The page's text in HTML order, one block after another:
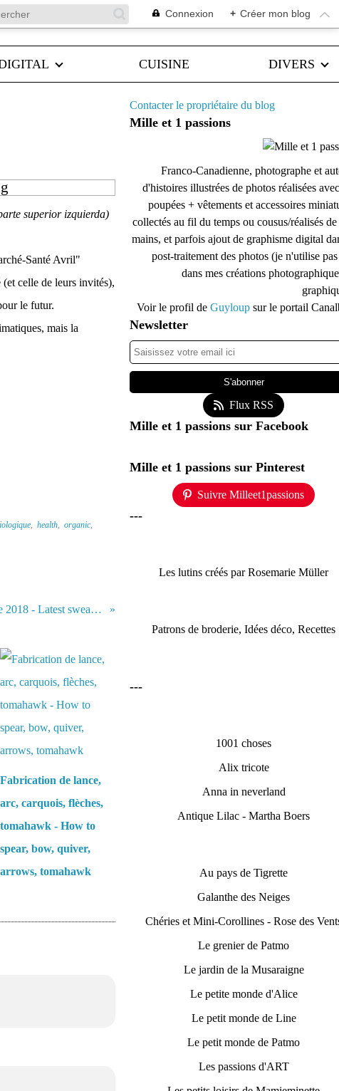
Connexion + Créer mon blog
CUISINE DIVERS
superior izquierda)
Santé Avril"
celle de leurs invités),
le futur.
mais la
, health, organic,
Derniers pulls (+ broderie) de l'année 2018 - Latest sweaters (+ embroidery) of the year 2018
Fabrication de lance,
arc, carquois, flèches,
tomahawk - How to
spear, bow, quiver,
arrows, tomahawk
Contacter le propriétaire du blog
Mille et 1 passions
Franco-Canadienne, photographe et
d'histoires illustrées de photos réalisées
poupées + vêtements et accessoires
collectés au fil du temps ou cousus/réalisés de
mains, et parfois ajout de graphisme digital
post-traitement des photos (je n'utilise
dans mes créations
Voir le profil de Guyloup sur le portail
Newsletter
Flux RSS
Mille et 1 passions sur Facebook
Mille et 1 passions sur Pinterest
Suivre Milleet1passions
---
Les lutins créés par Rosemarie Müller
Patrons de broderie, Idées déco, Recettes
---
1001 choses
Alix tricote
Anna in neverland
Antique Lilac - Martha Boers
Au pays de Tigrette
Galanthe des Neiges
Chéries et Mini-Corollines - Rose des
Le grenier de Patmo
Le jardin de la Musaraigne
Le petite monde d'Alice
Le petit monde de Line
Le petit monde de Patmo
Les passions d'ART